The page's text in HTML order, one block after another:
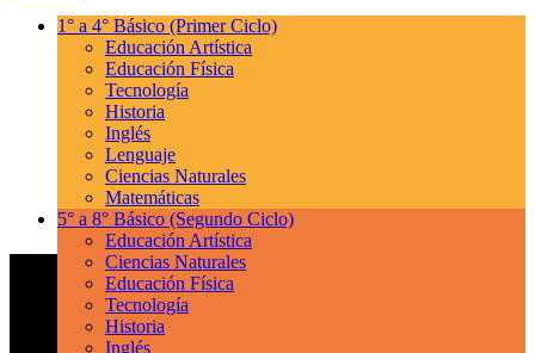
1° a 4° Básico (Primer Ciclo)
Educación Artística
Educación Física
Tecnología
Historia
Inglés
Lenguaje
Ciencias Naturales
Matemáticas
5° a 8° Básico (Segundo Ciclo)
Educación Artística
Ciencias Naturales
Educación Física
Tecnología
Historia
Inglés